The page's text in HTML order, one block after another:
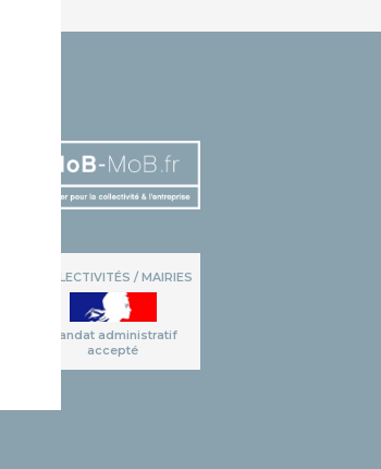
COLLECTIVITÉS / MAIRIES
Mandat administratif
accepté